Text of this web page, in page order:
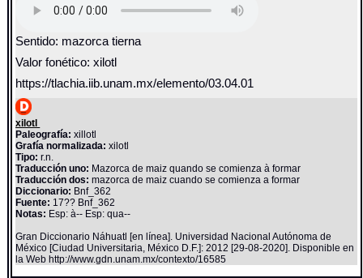
Sentido: mazorca tierna
Valor fonético: xilotl
https://tlachia.iib.unam.mx/elemento/03.04.01
xilotl
Paleografía: xillotl
Grafía normalizada: xilotl
Tipo: r.n.
Traducción uno: Mazorca de maiz quando se comienza à formar
Traducción dos: mazorca de maiz cuando se comienza a formar
Diccionario: Bnf_362
Fuente: 17?? Bnf_362
Notas: Esp: à-- Esp: qua--
Gran Diccionario Náhuatl [en línea]. Universidad Nacional Autónoma de
México [Ciudad Universitaria, México D.F.]: 2012 [29-08-2020]. Disponible en
la Web http://www.gdn.unam.mx/contexto/16585